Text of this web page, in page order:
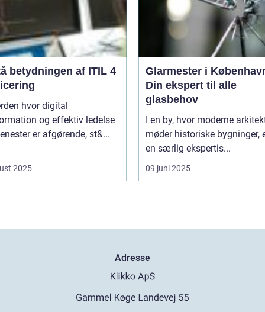
betydningen af ITIL 4
hvor digital
og effektiv ledelse
er afgørende, st&...
2025
Glarmester i
Din ekspert til alle
glasbehov
I en by, hvor moderne
møder historiske bygninger,
en særlig ekspertis...
09 juni 2025
Adresse